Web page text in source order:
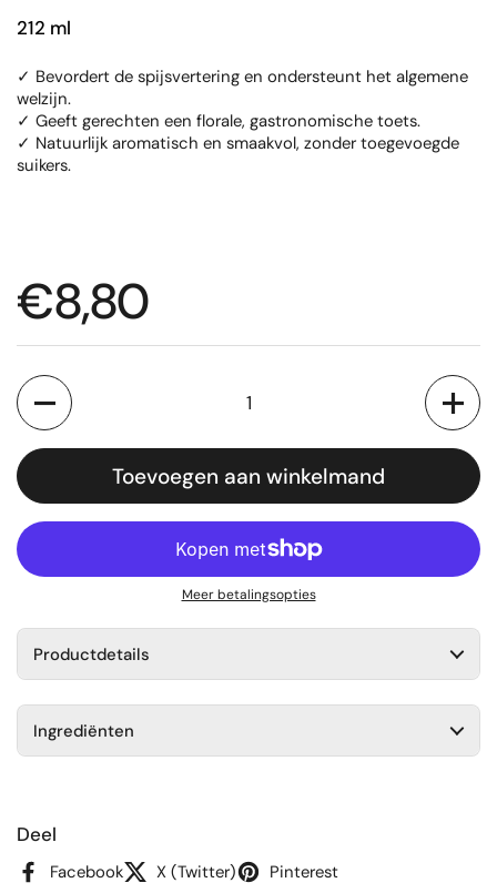
212 ml
✓ Bevordert de spijsvertering en ondersteunt het algemene
welzijn.
✓ Geeft gerechten een florale, gastronomische toets.
✓ Natuurlijk aromatisch en smaakvol, zonder toegevoegde
suikers.
Normale prijs
€8,80
Aantal
Toevoegen aan winkelmand
Meer betalingsopties
Productdetails
Ingrediënten
Deel
Facebook X (Twitter) Pinterest